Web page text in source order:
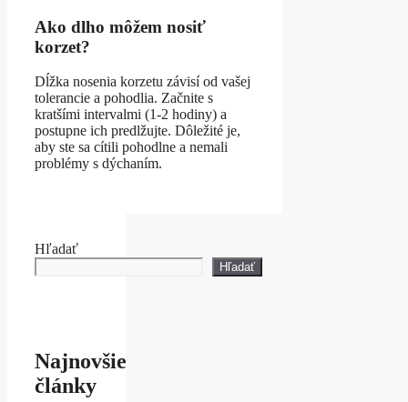
Ako dlho môžem nosiť
korzet?
Dĺžka nosenia korzetu závisí od vašej
tolerancie a pohodlia. Začnite s
kratšími intervalmi (1-2 hodiny) a
postupne ich predlžujte. Dôležité je,
aby ste sa cítili pohodlne a nemali
problémy s dýchaním.
Hľadať
Hľadať
Najnovšie
články